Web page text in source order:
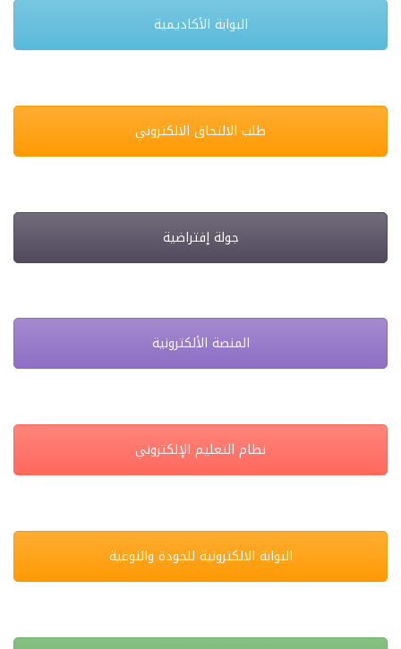
البوابة الأكاديمية
طلب الالتحاق الالكتروني
جولة إفتراضية
المنصة الألكترونية
نظام التعليم الإلكتروني
البوابة الالكترونية للجودة والنوعية